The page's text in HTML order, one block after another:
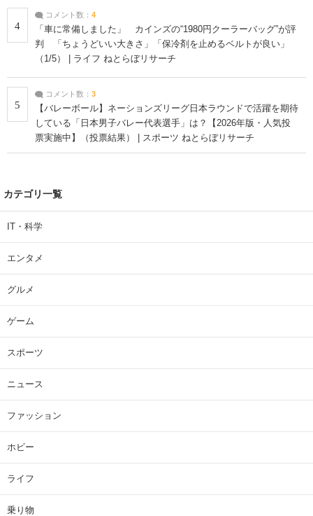
4
コメント数： 4
「車に常備しました」 カインズの“1980円クーラーバッグ”が評
判 「ちょうどいい大きさ」「保冷剤を止めるベルトが良い」
（1/5） | ライフ ねとらぼリサーチ
5
コメント数： 3
【バレーボール】ネーションズリーグ日本ラウンドで活躍を期待
している「日本男子バレー代表選手」は？【2026年版・人気投
票実施中】（投票結果） | スポーツ ねとらぼリサーチ
カテゴリ一覧
IT・科学
エンタメ
グルメ
ゲーム
スポーツ
ニュース
ファッション
ホビー
ライフ
乗り物